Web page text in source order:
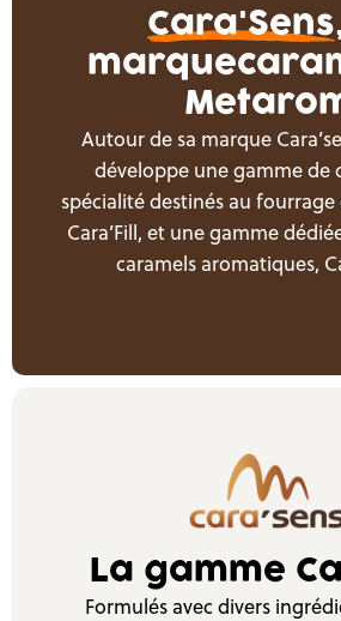
Cara'Sens
marque
Autour de sa marque
développe une gamme de
spécialité destinés au
Cara’Fill, et une gamme
caramels aromatiques,
La gamme
Formulés avec divers